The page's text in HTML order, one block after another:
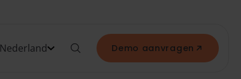
Nederland Demo aanvragen